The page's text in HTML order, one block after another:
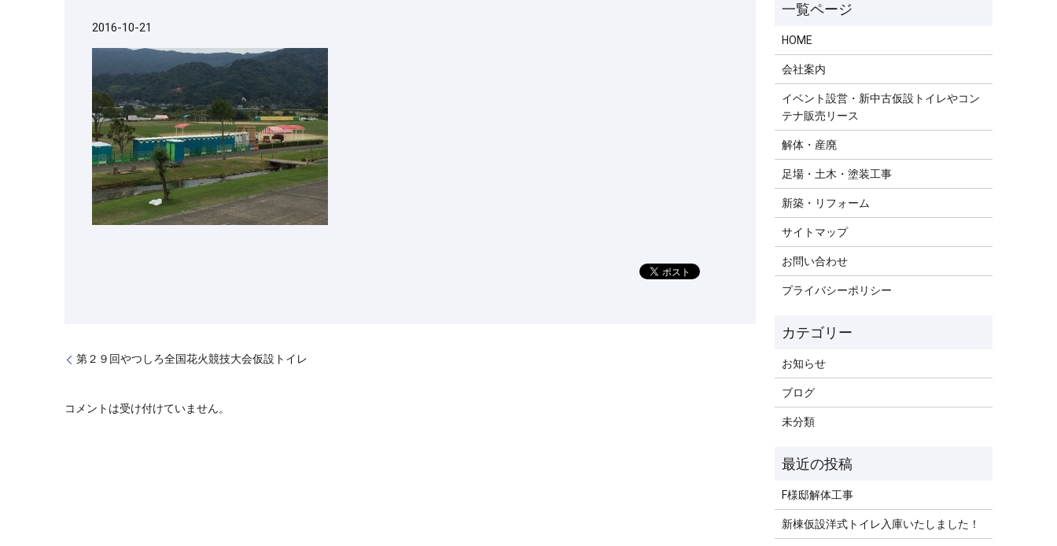
2016-10-21
第２９回やつしろ全国花火競技大会仮設トイレ
コメントは受け付けていません。
HOME
会社案内
イベント設営・新中古仮設トイレやコン
テナ販売リース
解体・産廃
足場・土木・塗装工事
新築・リフォーム
サイトマップ
お問い合わせ
プライバシーポリシー
お知らせ
ブログ
未分類
F様邸解体工事
新棟仮設洋式トイレ入庫いたしました！